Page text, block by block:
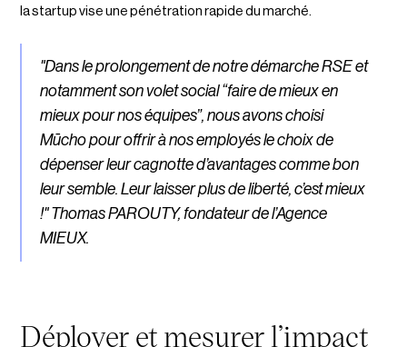
la startup vise une pénétration rapide du marché.
"Dans le prolongement de notre démarche RSE et
notamment son volet social “faire de mieux en
mieux pour nos équipes”, nous avons choisi
Mūcho pour offrir à nos employés le choix de
dépenser leur cagnotte d’avantages comme bon
leur semble. Leur laisser plus de liberté, c’est mieux
!" Thomas PAROUTY, fondateur de l’Agence
MIEUX.
Déployer et mesurer l’impact